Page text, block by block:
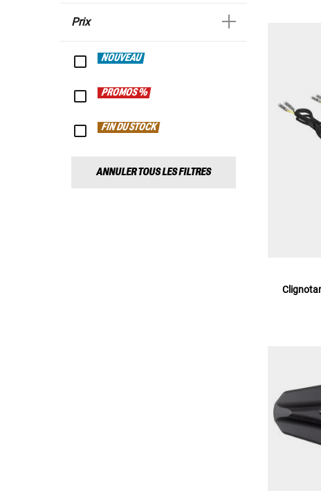
Prix
NOUVEAU
PROMOS %
FIN DU STOCK
ANNULER TOUS LES FILTRES